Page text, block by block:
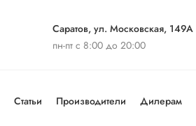
Саратов, ул. Московская, 149А
пн-пт с 8:00 до 20:00
Статьи Производители Дилерам